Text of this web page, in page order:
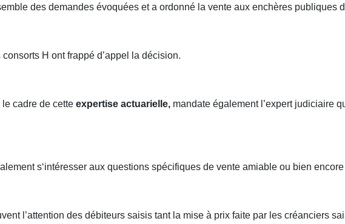
des demandes évoquées et a ordonné la vente aux enchères publiques
H ont frappé d’appel la décision.
le cadre de cetteexpertise actuarielle, mandate également l’expert judiciaire
s‘intéresser aux questions spécifiques de vente amiable ou bien
l’attention des débiteurs saisis tant la mise à prix faite par les créanciers